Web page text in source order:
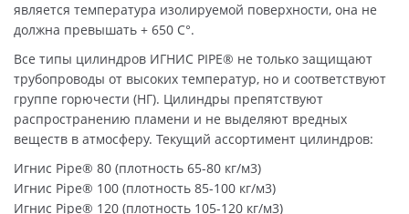
является температура изолируемой поверхности, она не
должна превышать + 650 C°.
Все типы цилиндров ИГНИС PIPE® не только защищают
трубопроводы от высоких температур, но и соответствуют
группе горючести (НГ). Цилиндры препятствуют
распространению пламени и не выделяют вредных
веществ в атмосферу. Текущий ассортимент цилиндров:
Игнис Pipe® 80 (плотность 65-80 кг/м3)
Игнис Pipe® 100 (плотность 85-100 кг/м3)
Игнис Pipe® 120 (плотность 105-120 кг/м3)